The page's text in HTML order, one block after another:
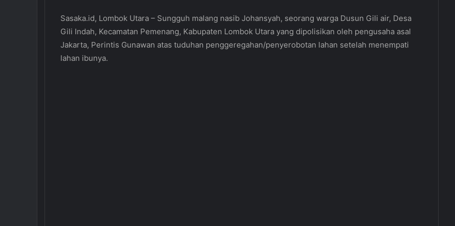
Sasaka.id, Lombok Utara – Sungguh malang nasib Johansyah, seorang warga Dusun Gili air, Desa
Gili Indah, Kecamatan Pemenang, Kabupaten Lombok Utara yang dipolisikan oleh pengusaha asal
Jakarta, Perintis Gunawan atas tuduhan penggeregahan/penyerobotan lahan setelah menempati
lahan ibunya.